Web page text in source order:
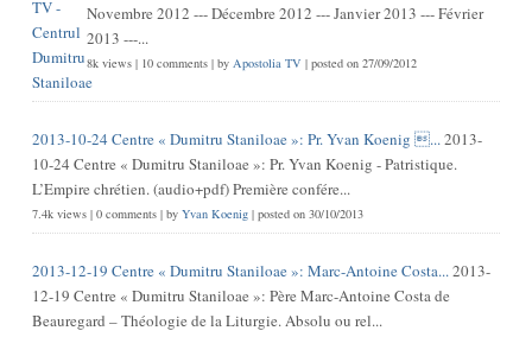
Novembre 2012 --- Décembre 2012 --- Janvier 2013 --- Février
2013 ---...
8k views| 10 comments| by Apostolia TV | posted on 27/09/2012
2013-10-24 Centre « Dumitru Staniloae »: Pr. Yvan Koenig ...2013-
10-24 Centre « Dumitru Staniloae »: Pr. Yvan Koenig - Patristique.
L’Empire chrétien. (audio+pdf) Première confére...
7.4k views| 0 comments| by Yvan Koenig| posted on 30/10/2013
2013-12-19 Centre « Dumitru Staniloae »: Marc-Antoine Costa...2013-
12-19 Centre « Dumitru Staniloae »: Père Marc-Antoine Costa de
Beauregard – Théologie de la Liturgie. Absolu ou rel...